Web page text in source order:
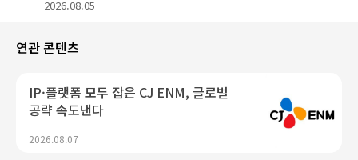
2026.08.05
연관 콘텐츠
IP·플랫폼 모두 잡은 CJ ENM, 글로벌
공략 속도낸다
2026.08.07